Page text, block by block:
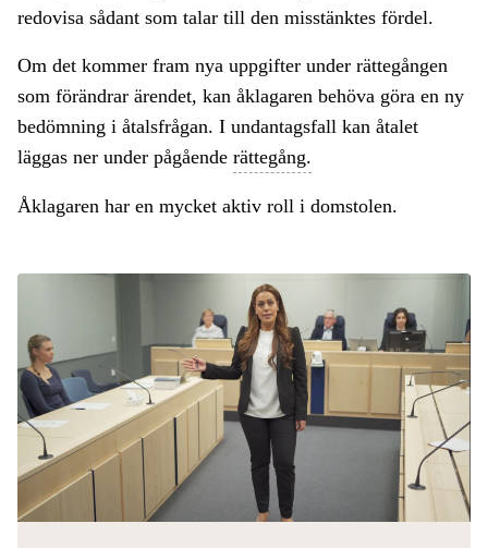
redovisa sådant som talar till den misstänktes fördel.
Om det kommer fram nya uppgifter under rättegången
som förändrar ärendet, kan åklagaren behöva göra en ny
bedömning i åtalsfrågan. I undantagsfall kan åtalet
läggas ner under pågående rättegång.
Åklagaren har en mycket aktiv roll i domstolen.